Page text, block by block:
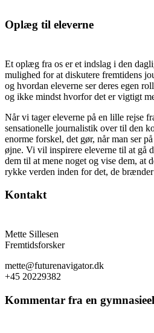
Oplæg til eleverne
Et oplæg fra os er et indslag i den
mulighed for at diskutere fremtidens
og hvordan eleverne ser deres egen
og ikke mindst hvorfor det er vigtigt
Når vi tager eleverne på en lille rejse
sensationelle journalistik over til den
enorme forskel, det gør, når man ser
øjne. Vi vil inspirere eleverne til at gå
dem til at mene noget og vise dem, at
rykke verden inden for det, de
Kontakt
Mette Sillesen
Fremtidsforsker
mette@futurenavigator.dk
+45 20229382
Kommentar fra en